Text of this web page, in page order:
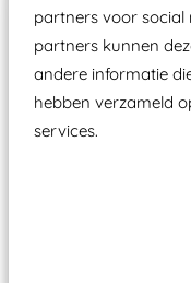
partners voor social
partners kunnen
andere informatie
hebben verzameld
services.